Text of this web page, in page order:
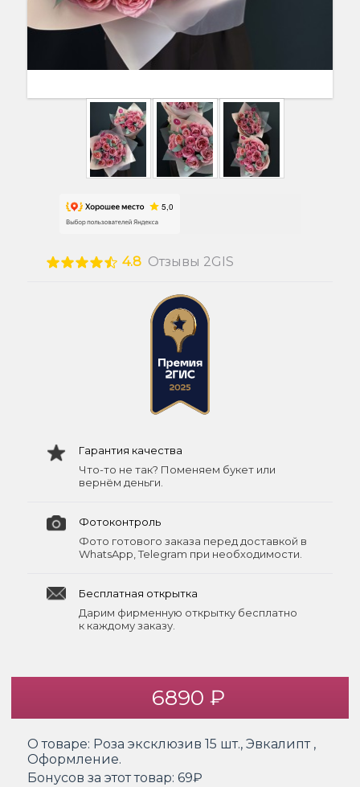
4.8 Отзывы 2GIS
Гарантия качества
Что-то не так? Поменяем букет или
вернём деньги.
Фотоконтроль
Фото готового заказа перед доставкой в
WhatsApp, Telegram при необходимости.
Бесплатная открытка
Дарим фирменную открытку бесплатно
к каждому заказу.
6890 ₽
О товаре: Роза эксклюзив 15 шт., Эвкалипт ,
Оформление.
Бонусов за этот товар: 69₽